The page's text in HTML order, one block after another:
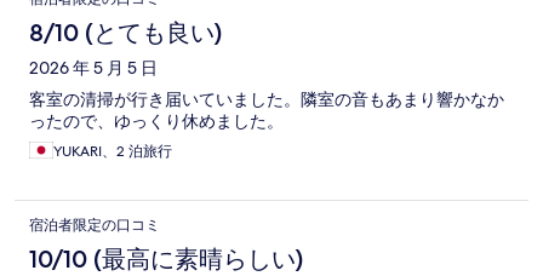
8/10 (とても良い)
2026 年 5 月 5 日
客室の清掃が行き届いていました。隣室の音もあまり響かなか
ったので、ゆっくり休めました。
YUKARI、2 泊旅行
宿泊者限定の口コミ
10/10 (最高に素晴らしい)